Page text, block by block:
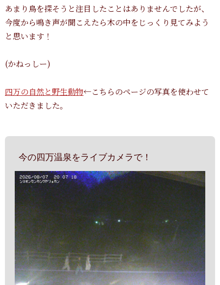
あまり鳥を探そうと注目したことはありませんでしたが、
今度から鳴き声が聞こえたら木の中をじっくり見てみよう
と思います！
(かねっしー)
四万の自然と野生動物←こちらのページの写真を使わせて
いただきました。
今の四万温泉をライブカメラで！